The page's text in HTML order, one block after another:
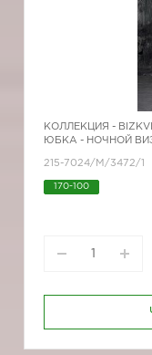
КОЛЛЕКЦИЯ -
ЮБКА - НОЧНОЙ
215-7024/M/3472/1
170-100